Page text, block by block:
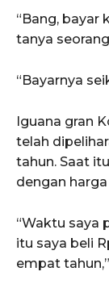
“Bang, bayar
tanya
“Bayarnya
Iguana gran
telah
tahun. Saat
dengan
“Waktu saya
itu saya beli
empat